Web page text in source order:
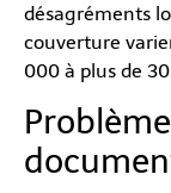
désagréments
couverture
000 à plus de